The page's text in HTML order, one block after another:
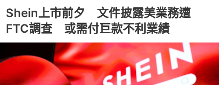
Shein上市前夕 文件披露美業務遭
FTC調查 或需付巨款不利業績